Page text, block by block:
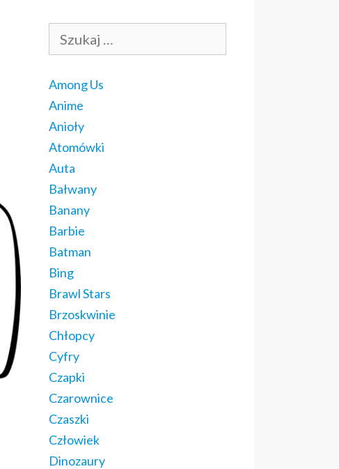
Among Us
Anime
Anioły
Atomówki
Auta
Bałwany
Banany
Barbie
Batman
Bing
Brawl Stars
Brzoskwinie
Chłopcy
Cyfry
Czapki
Czarownice
Czaszki
Człowiek
Dinozaury